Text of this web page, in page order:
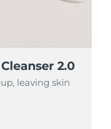
2.0
leaving skin
2.0
leaving skin